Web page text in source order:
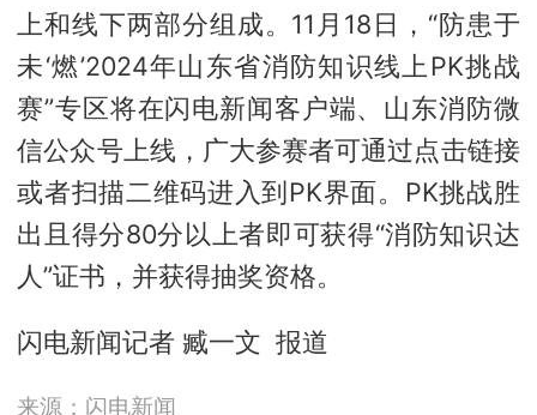
上和线下两部分组成。11月18日，“防患于
未‘燃’2024年山东省消防知识线上PK挑战
赛”专区将在闪电新闻客户端、山东消防微
信公众号上线，广大参赛者可通过点击链接
或者扫描二维码进入到PK界面。PK挑战胜
出且得分80分以上者即可获得“消防知识达
人”证书，并获得抽奖资格。
闪电新闻记者 臧一文 报道
来源：闪电新闻